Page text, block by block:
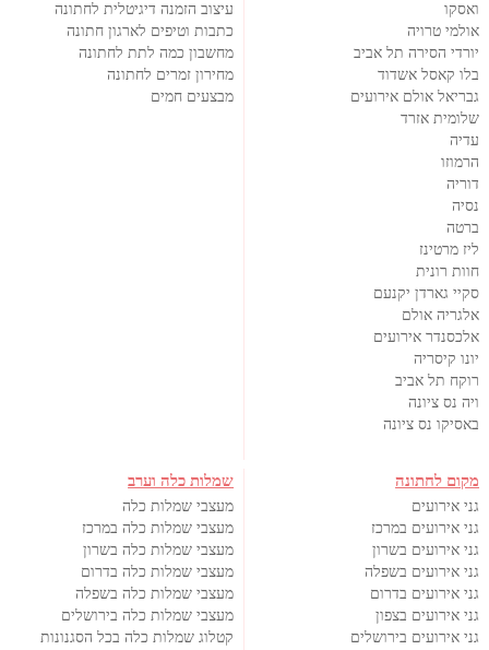
ואסקו
אולמי טרויה
יורדי הסירה תל אביב
בלו קאסל אשדוד
גבריאל אולם אירועים
שלומית אזרד
עדיה
הרמוזו
דוריה
נסיה
ברטה
ליז מרטינז
חוות רונית
סקיי גארדן יקנעם
אלגריה אולם
אלכסנדר אירועים
יונו קיסריה
רוקח תל אביב
ויה נס ציונה
באסיקו נס ציונה
עיצוב הזמנה דיגיטלית לחתונה
כתבות וטיפים לארגון חתונה
מחשבון כמה לתת לחתונה
מחירון זמרים לחתונה
מבצעים חמים
מקום לחתונה
גני אירועים
גני אירועים במרכז
גני אירועים בשרון
גני אירועים בשפלה
גני אירועים בדרום
גני אירועים בצפון
גני אירועים בירושלים
שמלות כלה וערב
מעצבי שמלות כלה
מעצבי שמלות כלה במרכז
מעצבי שמלות כלה בשרון
מעצבי שמלות כלה בדרום
מעצבי שמלות כלה בשפלה
מעצבי שמלות כלה בירושלים
קטלוג שמלות כלה בכל הסגנונות